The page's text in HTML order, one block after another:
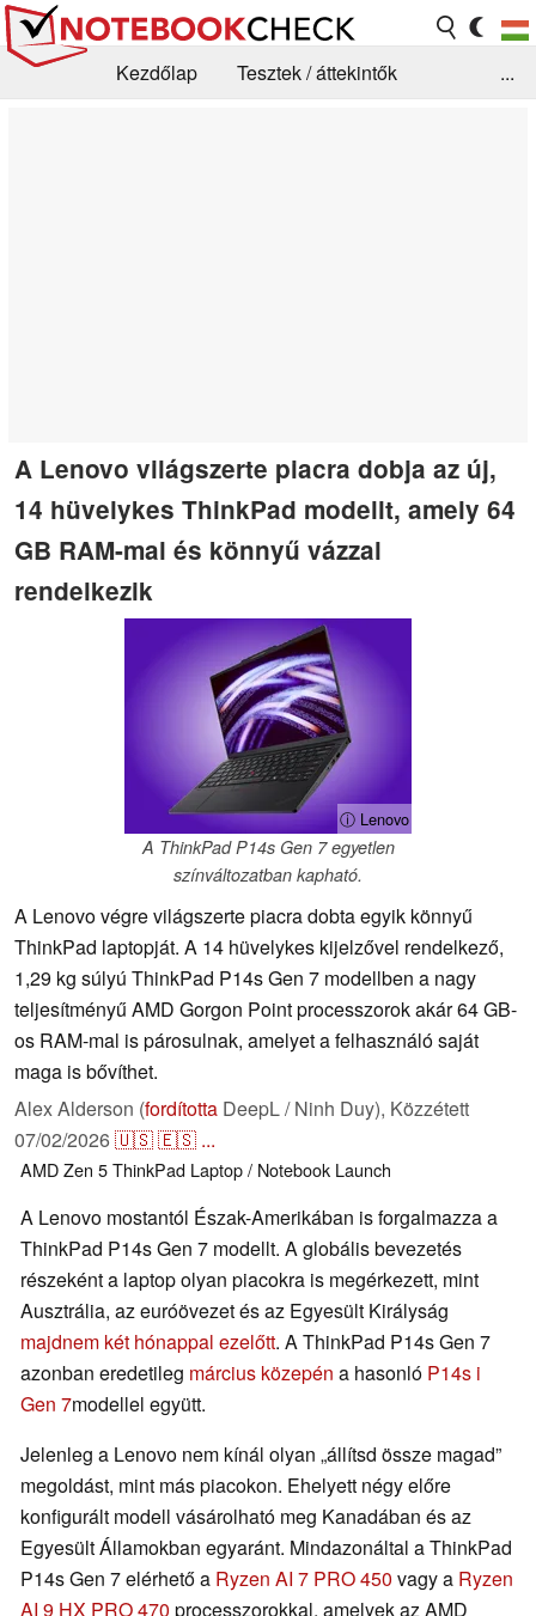
Kezdőlap
Tesztek / áttekintők
...
A Lenovo világszerte piacra dobja az új,
14 hüvelykes ThinkPad modellt, amely 64
GB RAM-mal és könnyű vázzal
rendelkezik
ⓘ Lenovo
A ThinkPad P14s Gen 7 egyetlen
színváltozatban kapható.
A Lenovo végre világszerte piacra dobta egyik könnyű
ThinkPad laptopját. A 14 hüvelykes kijelzővel rendelkező,
1,29 kg súlyú ThinkPad P14s Gen 7 modellben a nagy
teljesítményű AMD Gorgon Point processzorok akár 64 GB-
os RAM-mal is párosulnak, amelyet a felhasználó saját
maga is bővíthet.
Alex Alderson (fordította DeepL / Ninh Duy), Közzétett
07/02/2026🇺🇸🇪🇸 ...
AMDZen 5ThinkPad Laptop / Notebook Launch
A Lenovo mostantól Észak-Amerikában is forgalmazza a
ThinkPad P14s Gen 7 modellt. A globális bevezetés
részeként a laptop olyan piacokra is megérkezett, mint
Ausztrália, az euróövezet és az Egyesült Királyság
majdnem két hónappal ezelőtt. A ThinkPad P14s Gen 7
azonban eredetileg március közepén a hasonló P14s i
Gen 7modellel együtt.
Jelenleg a Lenovo nem kínál olyan „állítsd össze magad”
megoldást, mint más piacokon. Ehelyett négy előre
konfigurált modell vásárolható meg Kanadában és az
Egyesült Államokban egyaránt. Mindazonáltal a ThinkPad
P14s Gen 7 elérhető a Ryzen AI 7 PRO 450 vagy a Ryzen
AI 9 HX PRO 470 processzorokkal, amelyek az AMD